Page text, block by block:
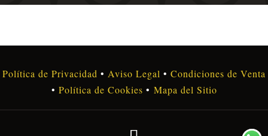
Política de Privacidad • Aviso Legal • Condiciones de Venta
• Política de Cookies • Mapa del Sitio